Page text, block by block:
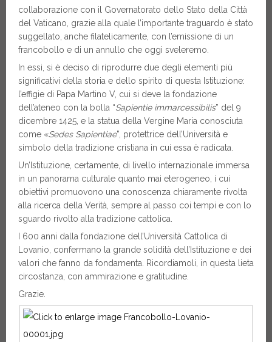
collaborazione con il Governatorato dello Stato della Città
del Vaticano, grazie alla quale l’importante traguardo è stato
suggellato, anche filatelicamente, con l’emissione di un
francobollo e di un annullo che oggi sveleremo.
In essi, si è deciso di riprodurre due degli elementi più
significativi della storia e dello spirito di questa Istituzione:
l’effigie di Papa Martino V, cui si deve la fondazione
dell’ateneo con la bolla “Sapientie immarcessibilis” del 9
dicembre 1425, e la statua della Vergine Maria conosciuta
come «Sedes Sapientiae”, protettrice dell’Università e
simbolo della tradizione cristiana in cui essa è radicata.
Un’Istituzione, certamente, di livello internazionale immersa
in un panorama culturale quanto mai eterogeneo, i cui
obiettivi promuovono una conoscenza chiaramente rivolta
alla ricerca della Verità, sempre al passo coi tempi e con lo
sguardo rivolto alla tradizione cattolica.
I 600 anni dalla fondazione dell’Università Cattolica di
Lovanio, confermano la grande solidità dell’Istituzione e dei
valori che fanno da fondamenta. Ricordiamoli, in questa lieta
circostanza, con ammirazione e gratitudine.
Grazie.